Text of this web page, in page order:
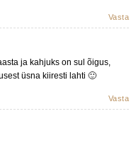
Vasta
ja kahjuks on sul õigus,
üsna kiiresti lahti 🙂
Vasta